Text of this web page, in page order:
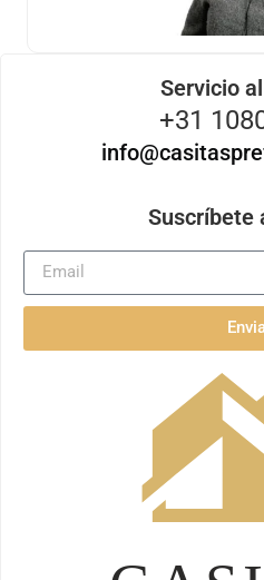
Servicio
+31
Suscríbete